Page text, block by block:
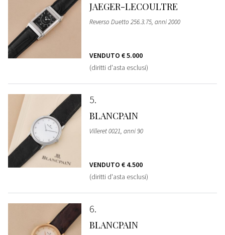
JAEGER-LECOULTRE
Reverso Duetto 256.3.75, anni 2000
VENDUTO € 5.000
(diritti d'asta esclusi)
5
BLANCPAIN
Villeret 0021, anni 90
VENDUTO € 4.500
(diritti d'asta esclusi)
6
BLANCPAIN